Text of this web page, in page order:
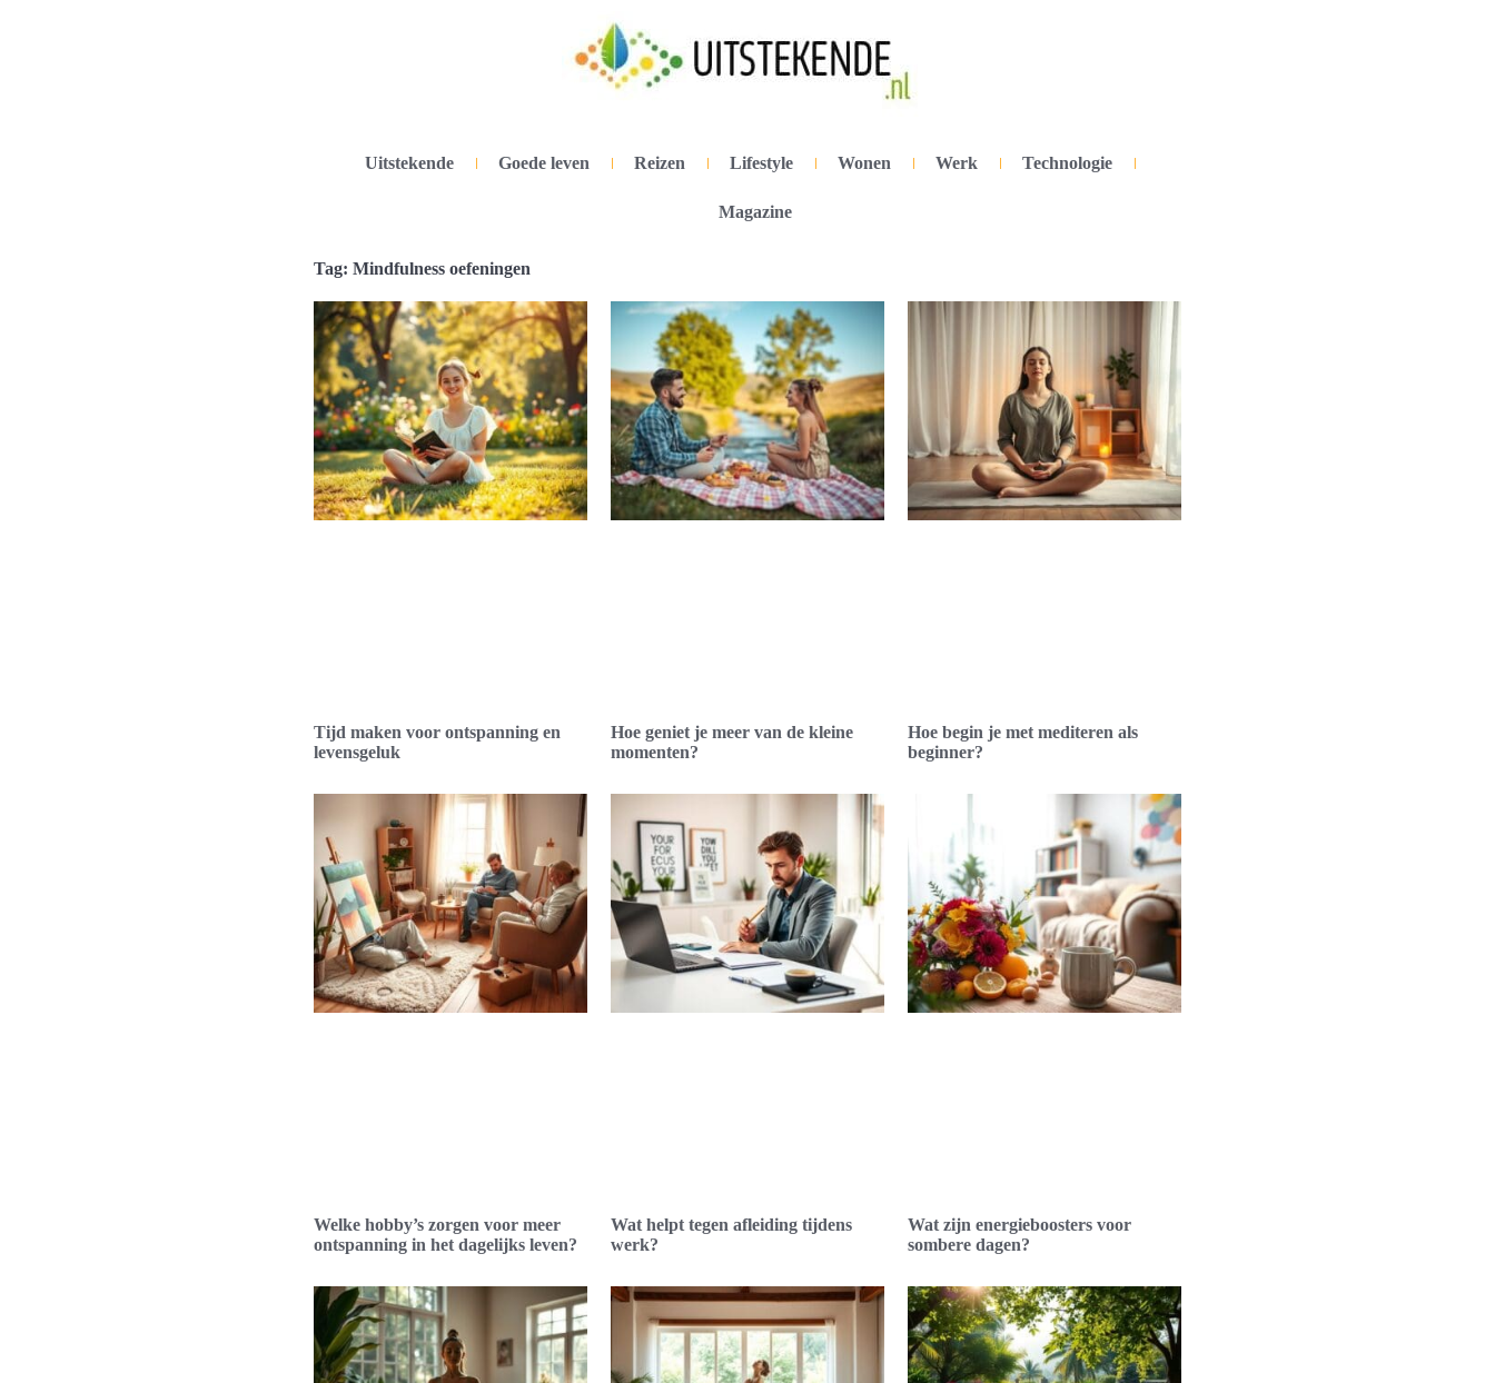
Uitstekende Goede leven Reizen Lifestyle Wonen Werk Technologie
Magazine
Tag: Mindfulness oefeningen
Tijd maken voor ontspanning en
levensgeluk
Hoe geniet je meer van de kleine
momenten?
Hoe begin je met mediteren als
beginner?
Welke hobby’s zorgen voor meer
ontspanning in het dagelijks leven?
Wat helpt tegen afleiding tijdens
werk?
Wat zijn energieboosters voor
sombere dagen?